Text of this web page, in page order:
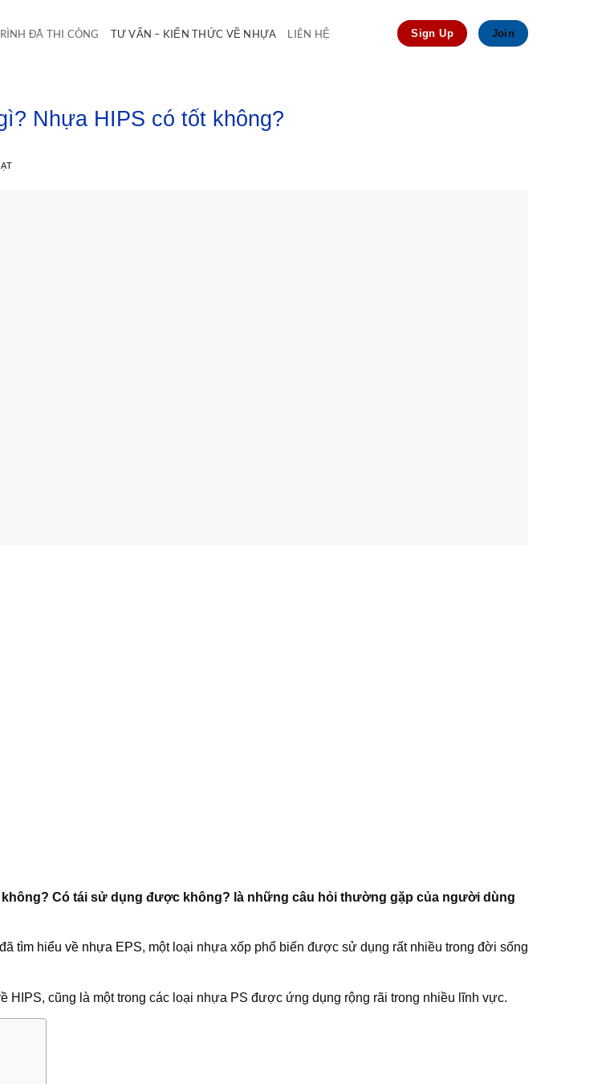
ĐÃ THI CÔNG TƯ VẤN – KIẾN THỨC VỀ NHỰA LIÊN HỆ Sign Up Join
Nhựa HIPS có tốt không?
không? Có tái sử dụng được không? là những câu hỏi thường gặp của người dùng
tìm hiểu về nhựa EPS, một loại nhựa xốp phổ biến được sử dụng rất nhiều trong đời sống
HIPS, cũng là một trong các loại nhựa PS được ứng dụng rộng rãi trong nhiều lĩnh vực.